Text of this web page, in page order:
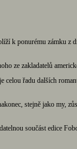
k ponurému zámku z
ze zakladatelů
celou řadu dalších
stejně jako my,
součást edice